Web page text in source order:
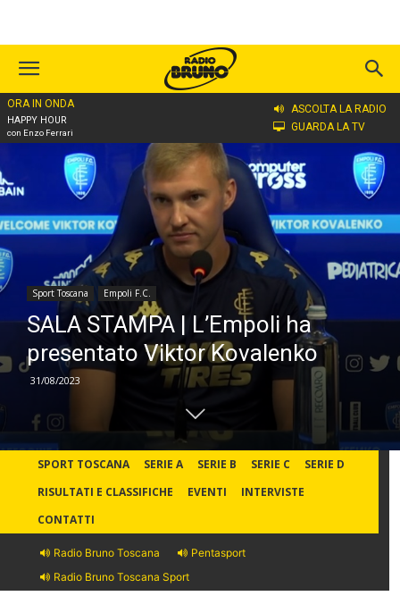
ORA IN ONDA
HAPPY HOUR
con Enzo Ferrari
ASCOLTA LA RADIO
GUARDA LA TV
Home
Sport Toscana Empoli F.C.
SALA STAMPA | L’Empoli ha
presentato Viktor Kovalenko
31/08/2023
SPORT TOSCANA SERIE A SERIE B SERIE C
SERIE D
RISULTATI E CLASSIFICHE
EVENTI
INTERVISTE
CONTATTI
Radio Bruno Toscana
Pentasport
Radio Bruno Toscana Sport